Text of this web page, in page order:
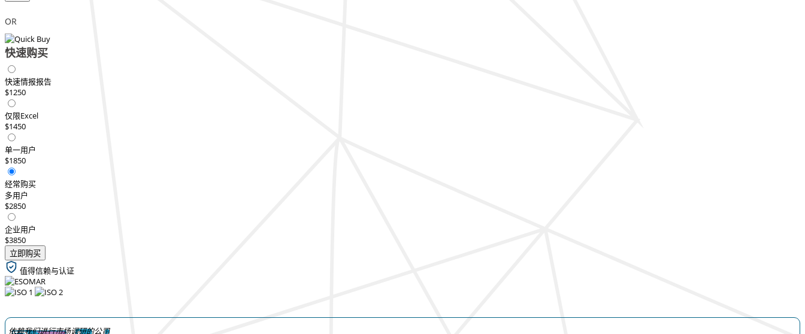
OR
快速购买
快速情报报告
$1250
仅限Excel
$1450
单一用户
$1850
经常购买
多用户
$2850
企业用户
$3850
立即购买
值得信赖与认证
依赖我们进行市场调研的公司